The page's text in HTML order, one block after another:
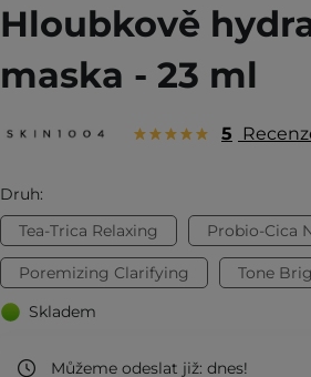
Hloubkově
maska - 23 ml
5
Druh:
Tea-Trica Relaxing
Probio-Cica
Poremizing Clarifying Tone
Skladem
Můžeme odeslat již: dnes!